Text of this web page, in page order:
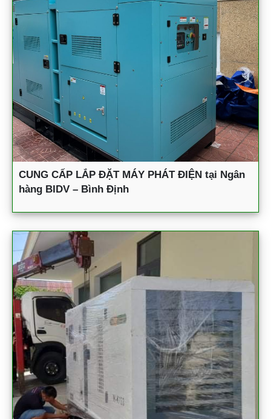
CUNG CẤP LẮP ĐẶT MÁY PHÁT ĐIỆN tại Ngân
hàng BIDV – Bình Định